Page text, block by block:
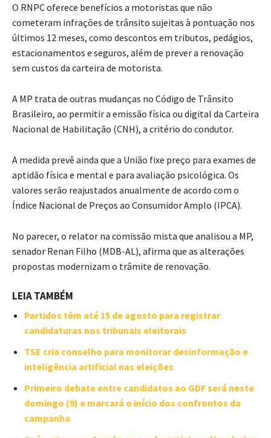
O RNPC oferece benefícios a motoristas que não
cometeram infrações de trânsito sujeitas à pontuação nos
últimos 12 meses, como descontos em tributos, pedágios,
estacionamentos e seguros, além de prever a renovação
sem custos da carteira de motorista.
A MP trata de outras mudanças no Código de Trânsito
Brasileiro, ao permitir a emissão física ou digital da Carteira
Nacional de Habilitação (CNH), a critério do condutor.
A medida prevê ainda que a União fixe preço para exames de
aptidão física e mental e para avaliação psicológica. Os
valores serão reajustados anualmente de acordo com o
Índice Nacional de Preços ao Consumidor Amplo (IPCA).
No parecer, o relator na comissão mista que analisou a MP,
senador Renan Filho (MDB-AL), afirma que as alterações
propostas modernizam o trâmite de renovação.
LEIA TAMBÉM
Partidos têm até 15 de agosto para registrar
candidaturas nos tribunais eleitorais
TSE cria conselho para monitorar desinformação e
inteligência artificial nas eleições
Primeiro debate entre candidatos ao GDF será neste
domingo (9) e marcará o início dos confrontos da
campanha